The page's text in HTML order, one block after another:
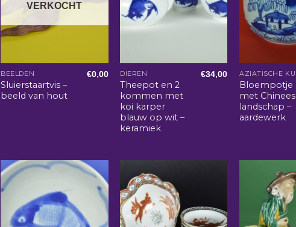
VERKOCHT
BEELDEN
Sluierstaartvis –
beeld van hout
€0,00 DIEREN
Theepot en 2
kommen met
koi karper
blauw op wit –
keramiek
€34,00
Bloempotje
met Chinees
landschap –
aardewerk